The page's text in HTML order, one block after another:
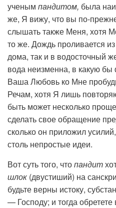
ученым пандитом, была
же, Я вижу, что вы по-
слышать также Меня, хотя
то же. Дождь проливается
дома, так и в водосточный
вода неизменна, в какую
Ваша Любовь ко Мне
Речам, хотя Я лишь
быть может несколько
сделать свое обращение
сколько он приложил
столь непростые идеи.
Вот суть того, чтопандит
шлок (двустиший) на
будьте верны истоку,
— Господу; и тогда